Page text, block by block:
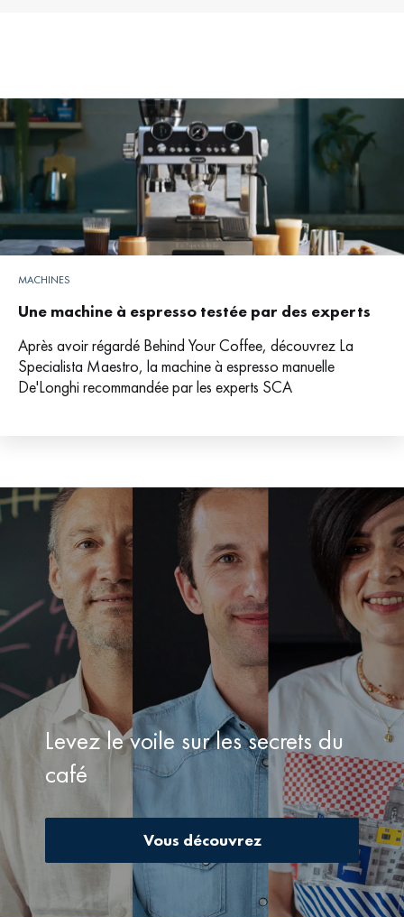
MACHINES
Une machine à espresso testée par des experts
Après avoir régardé Behind Your Coffee, découvrez La
Specialista Maestro, la machine à espresso manuelle
De'Longhi recommandée par les experts SCA
Levez le voile sur les secrets du
café
Vous découvrez